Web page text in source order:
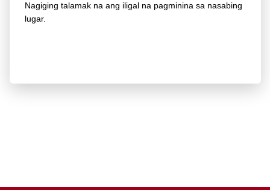
Nagiging talamak na ang iligal na pagminina sa nasabing
lugar.